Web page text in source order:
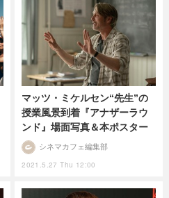
マッツ・ミケルセン“先生”の
授業風景到着『アナザーラウ
ンド』場面写真＆本ポスター
2021.5.27 Thu 12:00
シネマカフェ編集部